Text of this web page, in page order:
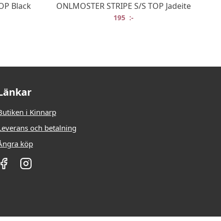
Black ONLMOSTER STRIPE S/S TOP Jadeite
195 :-
i Kinnarp
och betalning
köp